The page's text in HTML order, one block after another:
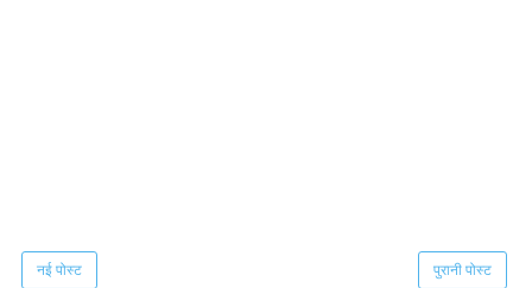
नई पोस्ट पुरानी पोस्ट